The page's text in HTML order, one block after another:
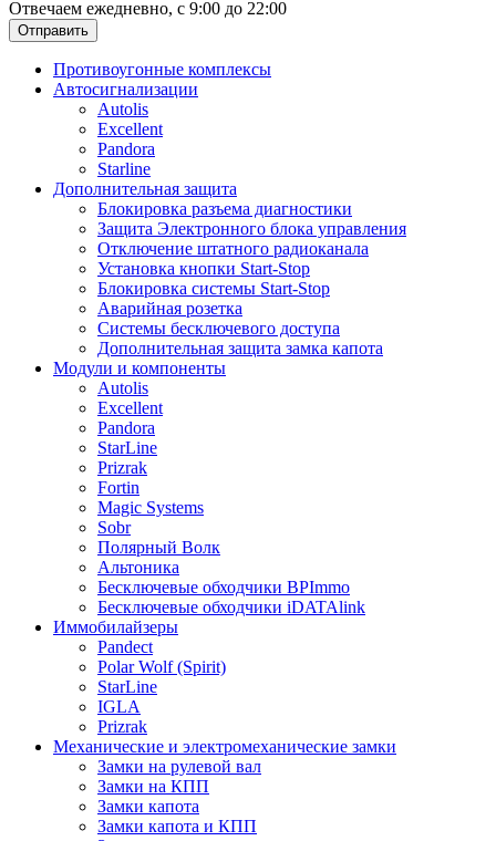
Отвечаем ежедневно, с 9:00 до 22:00
Отправить
Противоугонные комплексы
Автосигнализации
Autolis
Excellent
Pandora
Starline
Дополнительная защита
Блокировка разъема диагностики
Защита Электронного блока управления
Отключение штатного радиоканала
Установка кнопки Start-Stop
Блокировка системы Start-Stop
Аварийная розетка
Системы бесключевого доступа
Дополнительная защита замка капота
Модули и компоненты
Autolis
Excellent
Pandora
StarLine
Prizrak
Fortin
Magic Systems
Sobr
Полярный Волк
Альтоника
Бесключевые обходчики BPImmo
Бесключевые обходчики iDATAlink
Иммобилайзеры
Pandect
Polar Wolf (Spirit)
StarLine
IGLA
Prizrak
Механические и электромеханические замки
Замки на рулевой вал
Замки на КПП
Замки капота
Замки капота и КПП